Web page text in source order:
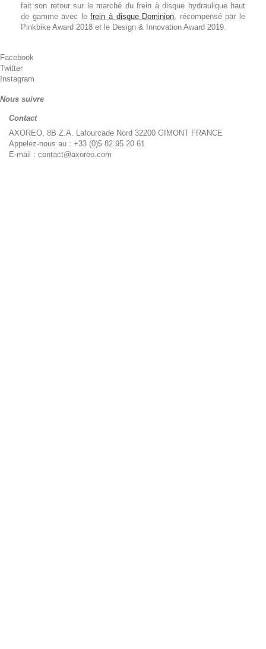
fait son retour sur le marché du frein à disque hydraulique haut
de gamme avec lefrein à disque Dominion , récompensé par le
Pinkbike Award 2018 et le Design & Innovation Award 2019.
Facebook
Twitter
Instagram
Nous suivre
Contact
AXOREO, 8B Z.A. Lafourcade Nord 32200 GIMONT FRANCE
Appelez-nous au : +33 (0)5 82 95 20 61
E-mail : contact@axoreo.com